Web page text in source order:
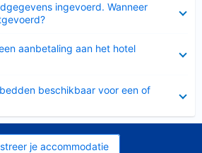
ingevoerd. Wanneer
aanbetaling aan het hotel
beschikbaar voor een of
je accommodatie